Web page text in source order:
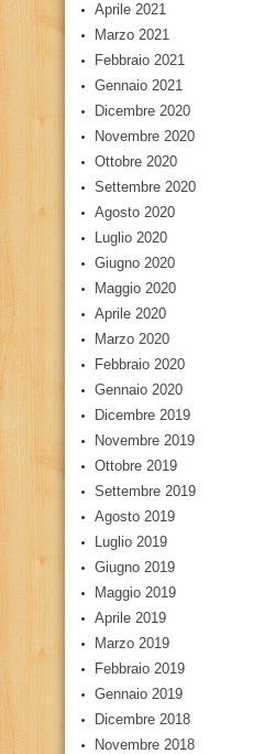
Aprile 2021
Marzo 2021
Febbraio 2021
Gennaio 2021
Dicembre 2020
Novembre 2020
Ottobre 2020
Settembre 2020
Agosto 2020
Luglio 2020
Giugno 2020
Maggio 2020
Aprile 2020
Marzo 2020
Febbraio 2020
Gennaio 2020
Dicembre 2019
Novembre 2019
Ottobre 2019
Settembre 2019
Agosto 2019
Luglio 2019
Giugno 2019
Maggio 2019
Aprile 2019
Marzo 2019
Febbraio 2019
Gennaio 2019
Dicembre 2018
Novembre 2018